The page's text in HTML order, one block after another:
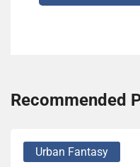
Recommended
Urban Fantasy